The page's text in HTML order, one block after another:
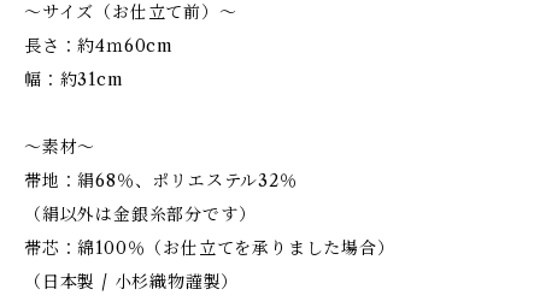
～サイズ（お仕立て前）～
長さ：約4ｍ60cm
幅：約31cm
～素材～
帯地：絹68％、ポリエステル32％
（絹以外は金銀糸部分です）
帯芯：綿100％（お仕立てを承りました場合）
（日本製 / 小杉織物謹製）